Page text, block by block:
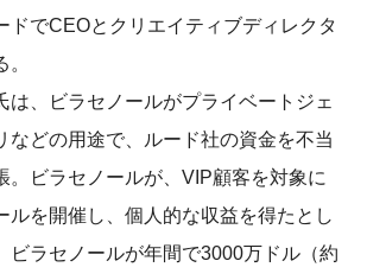
ドでCEOとクリエイティブディレクタ
、ビラセノールがプライベートジェ
などの用途で、ルード社の資金を不当
。ビラセノールが、VIP顧客を対象に
ルを開催し、個人的な収益を得たとし
ビラセノールが年間で3000万ドル（約